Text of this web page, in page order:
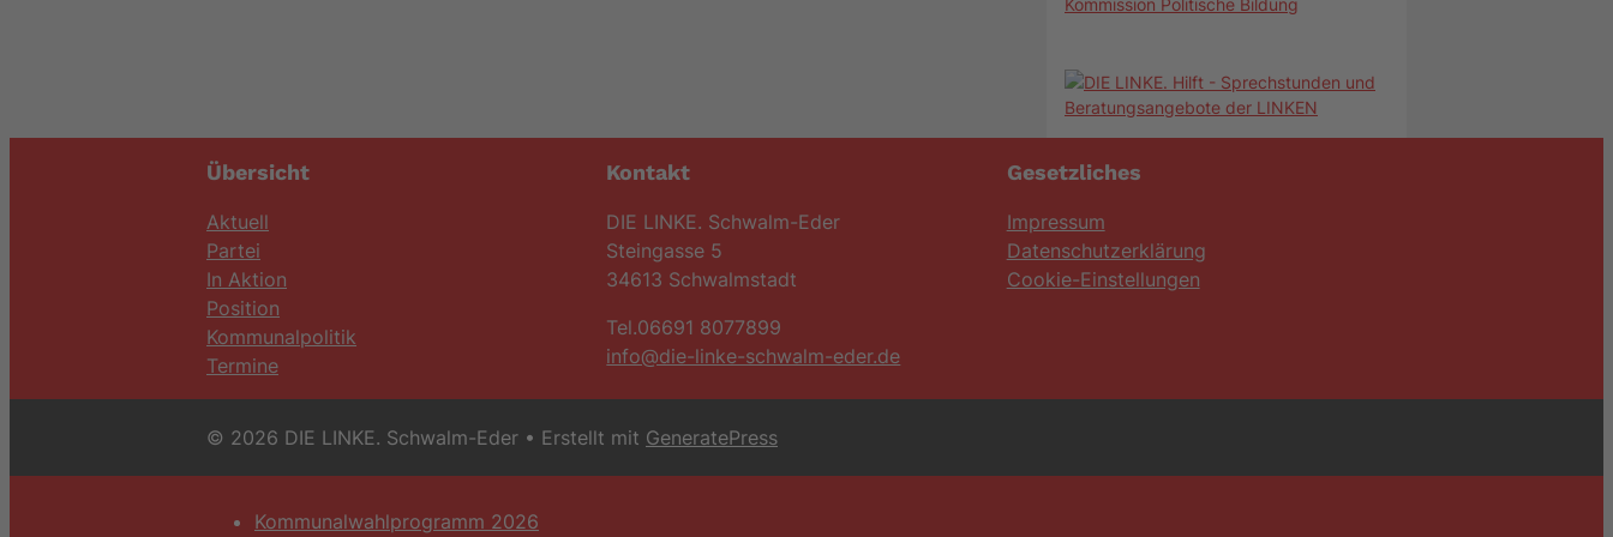
Kommission Politische Bildung
Übersicht
Aktuell
Partei
In Aktion
Position
Kommunalpolitik
Termine
Kontakt
DIE LINKE. Schwalm-Eder
Steingasse 5
34613 Schwalmstadt
Tel.06691 8077899
info@die-linke-schwalm-eder.de
Gesetzliches
Impressum
Datenschutzerklärung
Cookie-Einstellungen
© 2026 DIE LINKE. Schwalm-Eder • Erstellt mit GeneratePress
Kommunalwahlprogramm 2026